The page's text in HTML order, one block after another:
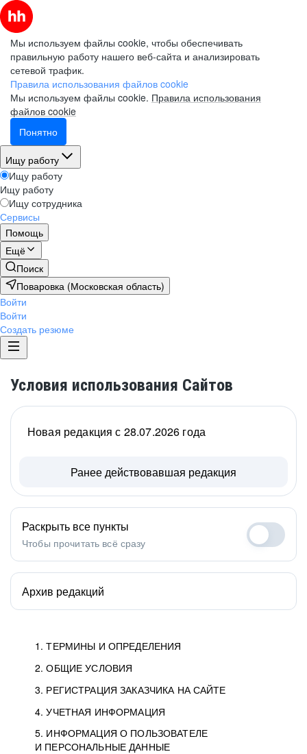
Мы используем файлы cookie, чтобы обеспечивать
правильную работу нашего веб-сайта и анализировать
сетевой трафик.
Правила использования файлов cookie
Мы используем файлы cookie. Правила использования
файлов cookie
Понятно
Ищу работу
Ищу работу
Ищу работу
Ищу сотрудника
Сервисы
Помощь
Ещё
Поиск
Поваровка (Московская область)
Войти
Войти
Создать резюме
Условия использования Сайтов
1. ТЕРМИНЫ И ОПРЕДЕЛЕНИЯ
2. ОБЩИЕ УСЛОВИЯ
3. РЕГИСТРАЦИЯ ЗАКАЗЧИКА НА САЙТЕ
4. УЧЕТНАЯ ИНФОРМАЦИЯ
5. ИНФОРМАЦИЯ О ПОЛЬЗОВАТЕЛЕ
И ПЕРСОНАЛЬНЫЕ ДАННЫЕ
Новая редакция с 28.07.2026 года
Ранее действовавшая редакция
Раскрыть все пункты
Чтобы прочитать всё сразу
Архив редакций